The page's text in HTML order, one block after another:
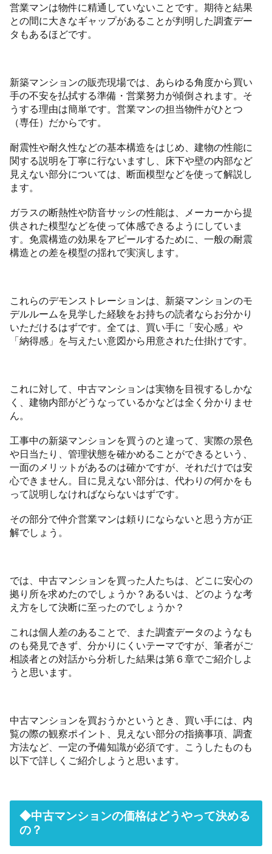
営業マンは物件に精通していないことです。期待と結果
との間に大きなギャップがあることが判明した調査デー
タもあるほどです。
新築マンションの販売現場では、あらゆる角度から買い
手の不安を払拭する準備・営業努力が傾倒されます。そ
うする理由は簡単です。営業マンの担当物件がひとつ
（専任）だからです。
耐震性や耐久性などの基本構造をはじめ、建物の性能に
関する説明を丁寧に行ないますし、床下や壁の内部など
見えない部分については、断面模型などを使って解説し
ます。
ガラスの断熱性や防音サッシの性能は、メーカーから提
供された模型などを使って体感できるようにしていま
す。免震構造の効果をアピールするために、一般の耐震
構造との差を模型の揺れで実演します。
これらのデモンストレーションは、新築マンションのモ
デルルームを見学した経験をお持ちの読者ならお分かり
いただけるはずです。全ては、買い手に「安心感」や
「納得感」を与えたい意図から用意された仕掛けです。
これに対して、中古マンションは実物を目視するしかな
く、建物内部がどうなっているかなどは全く分かりませ
ん。
工事中の新築マンションを買うのと違って、実際の景色
や日当たり、管理状態を確かめることができるという、
一面のメリットがあるのは確かですが、それだけでは安
心できません。目に見えない部分は、代わりの何かをも
って説明しなければならないはずです。
その部分で仲介営業マンは頼りにならないと思う方が正
解でしょう。
では、中古マンションを買った人たちは、どこに安心の
拠り所を求めたのでしょうか？あるいは、どのような考
え方をして決断に至ったのでしょうか？
これは個人差のあることで、また調査データのようなも
のも発見できず、分かりにくいテーマですが、筆者がご
相談者との対話から分析した結果は第６章でご紹介しよ
うと思います。
中古マンションを買おうかというとき、買い手には、内
覧の際の観察ポイント、見えない部分の指摘事項、調査
方法など、一定の予備知識が必須です。こうしたものも
以下で詳しくご紹介しようと思います。
◆中古マンションの価格はどうやって決める
の？